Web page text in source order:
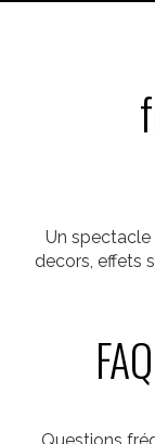
Un spectacle
decors, effets